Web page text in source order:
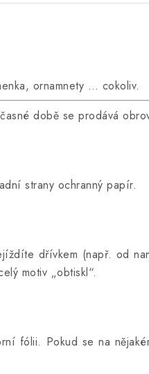
ornamnety … cokoliv.
době se prodává
strany ochranný papír.
dřívkem (např. od
motiv „obtiskl“.
fólii. Pokud se na